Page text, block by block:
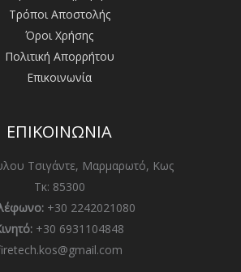
Τρόποι Αποστολής
Όροι Χρήσης
Πολιτική Απορρήτου
Επικοινωνία
ΕΠΙΚΟΙΝΩΝΙΑ
Τσιγάντε, Μαρμαρωτό, Κως
Τκ: 85300
+30 2242021080
+30 6931104848